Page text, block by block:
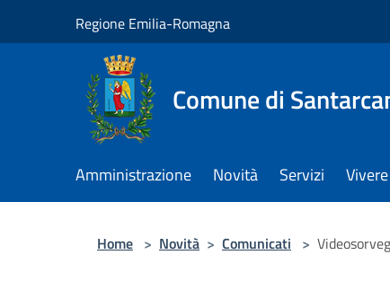
Regione Emilia-Romagna
Comune di
Amministrazione Novità Servizi
Home > Novità > Comunicati >